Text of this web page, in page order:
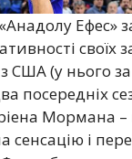
Ефес»
своїх
США (у нього
посередніх
Мормана
сенсацію і